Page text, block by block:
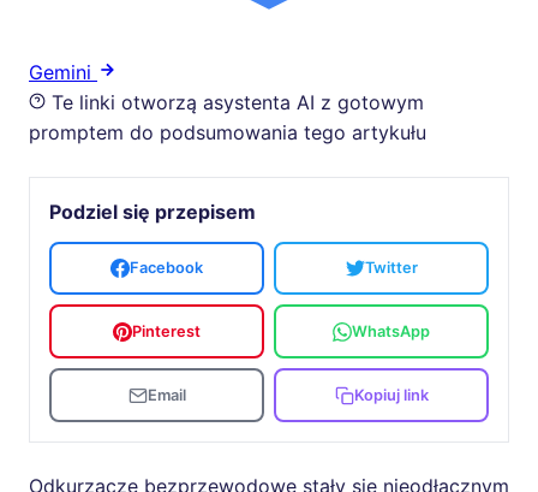
Gemini
Te linki otworzą asystenta AI z gotowym
promptem do podsumowania tego artykułu
Podziel się przepisem
Facebook Twitter
Pinterest WhatsApp
Email Kopiuj link
Odkurzacze bezprzewodowe stały się nieodłącznym